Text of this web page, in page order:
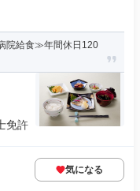
院給食≫年間休日120
免許
気になる